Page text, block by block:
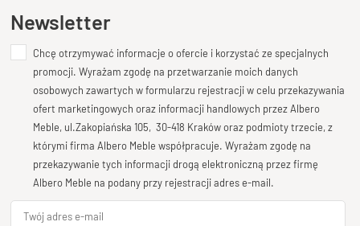
Nowoczesny , Kolekcja GOA
Długość
200 cm
Wysokość
Głębokość
45 cm
Półki, Wnęka
Wnęka wysokość 25 cm , długość 184 cm
Dodaj opinię o produkcie
Twoja ocena
Bardzo dobry
Twoja opinia o produkcie
Newsletter
Chcę otrzymywać informacje o ofercie i korzystać ze specjalnych
promocji. Wyrażam zgodę na przetwarzanie moich danych
osobowych zawartych w formularzu rejestracji w celu przekazywania
ofert marketingowych oraz informacji handlowych przez Albero
Meble, ul.Zakopiańska 105, 30-418 Kraków oraz podmioty trzecie, z
którymi firma Albero Meble współpracuje. Wyrażam zgodę na
przekazywanie tych informacji drogą elektroniczną przez firmę
Albero Meble na podany przy rejestracji adres e-mail.